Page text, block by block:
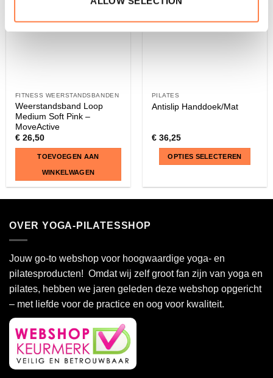
op
FITNESS WEERSTANDSBANDEN
Weerstandsband Loop
Medium Soft Pink –
MoveActive
€26,50
TOEVOEGEN AAN
WINKELWAGEN
PILATES
Antislip Handdoek/Mat
€36,25
OPTIES SELECTEREN
Deze
optie
gekozen
worden
OVER YOGA-PILATESSHOP
Jouw go-to webshop voor hoogwaardige yoga- en
pilatesproducten! Omdat wij zelf groot fan zijn van yoga en
pilates, hebben we jaren geleden deze webshop opgericht
– met liefde voor de practice en oog voor kwaliteit.